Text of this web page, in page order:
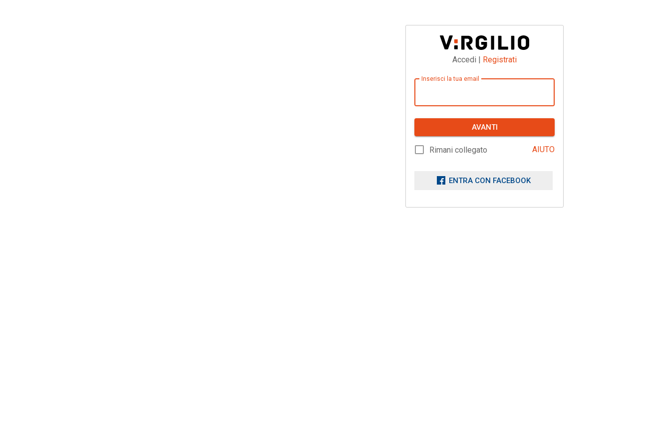
Accedi | Registrati
Inserisci la tua email
AVANTI
Rimani collegato AIUTO
ENTRA CON FACEBOOK